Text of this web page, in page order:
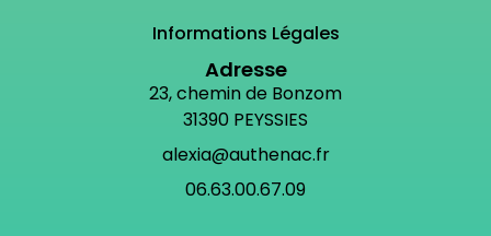
Informations Légales
Adresse
23, chemin de Bonzom
31390 PEYSSIES
alexia@authenac.fr
06.63.00.67.09